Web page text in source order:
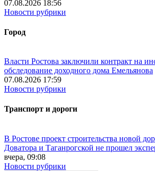
07.08.2026 18:56
Новости рубрики
Город
Власти Ростова заключили контракт на
обследование доходного дома Емельянова
07.08.2026 17:59
Новости рубрики
Транспорт и дороги
В Ростове проект строительства новой
Доватора и Таганрогской не прошел
вчера, 09:08
Новости рубрики